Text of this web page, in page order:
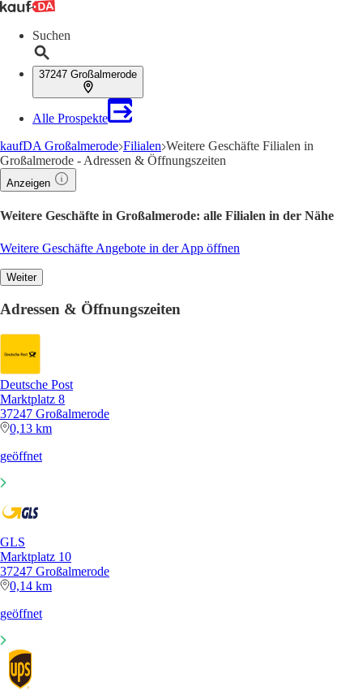
Suchen
37247 Großalmerode
Alle Prospekte
kaufDA Großalmerode Filialen Weitere Geschäfte Filialen in
Großalmerode - Adressen & Öffnungszeiten
Anzeigen
Weitere Geschäfte in Großalmerode: alle Filialen in der Nähe
Weitere Geschäfte Angebote in der App öffnen
Weiter
Adressen & Öffnungszeiten
Deutsche Post
Marktplatz 8
37247 Großalmerode
0,13 km
geöffnet
GLS
Marktplatz 10
37247 Großalmerode
0,14 km
geöffnet